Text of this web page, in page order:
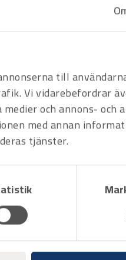
till
Vi vidarebefordrar
och annons- och
med annan
tjänster.